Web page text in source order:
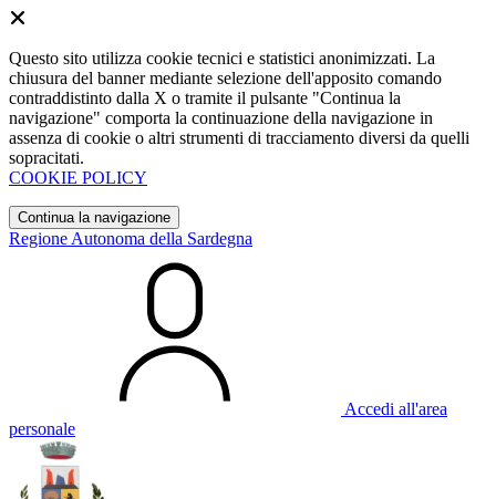
Questo sito utilizza cookie tecnici e statistici anonimizzati. La
chiusura del banner mediante selezione dell'apposito comando
contraddistinto dalla X o tramite il pulsante "Continua la
navigazione" comporta la continuazione della navigazione in
assenza di cookie o altri strumenti di tracciamento diversi da quelli
sopracitati.
COOKIE POLICY
Continua la navigazione
Regione Autonoma della Sardegna
Accedi all'area
personale